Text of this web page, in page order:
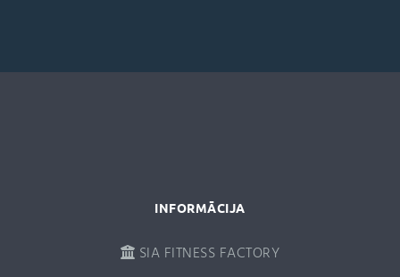
t
INFORMĀCIJA
SIA FITNESS FACTORY